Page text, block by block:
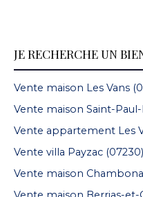
JE RECHERCHE UN
Vente maison Les Vans
Vente maison Saint-
Vente appartement Les
Vente villa Payzac (07230)
Vente maison